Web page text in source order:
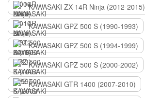
KAWASAKI ZX-14R Ninja (2012-2015)
KAWASAKI GPZ 500 S (1990-1993)
KAWASAKI GPZ 500 S (1994-1999)
KAWASAKI GPZ 500 S (2000-2002)
KAWASAKI GTR 1400 (2007-2010)